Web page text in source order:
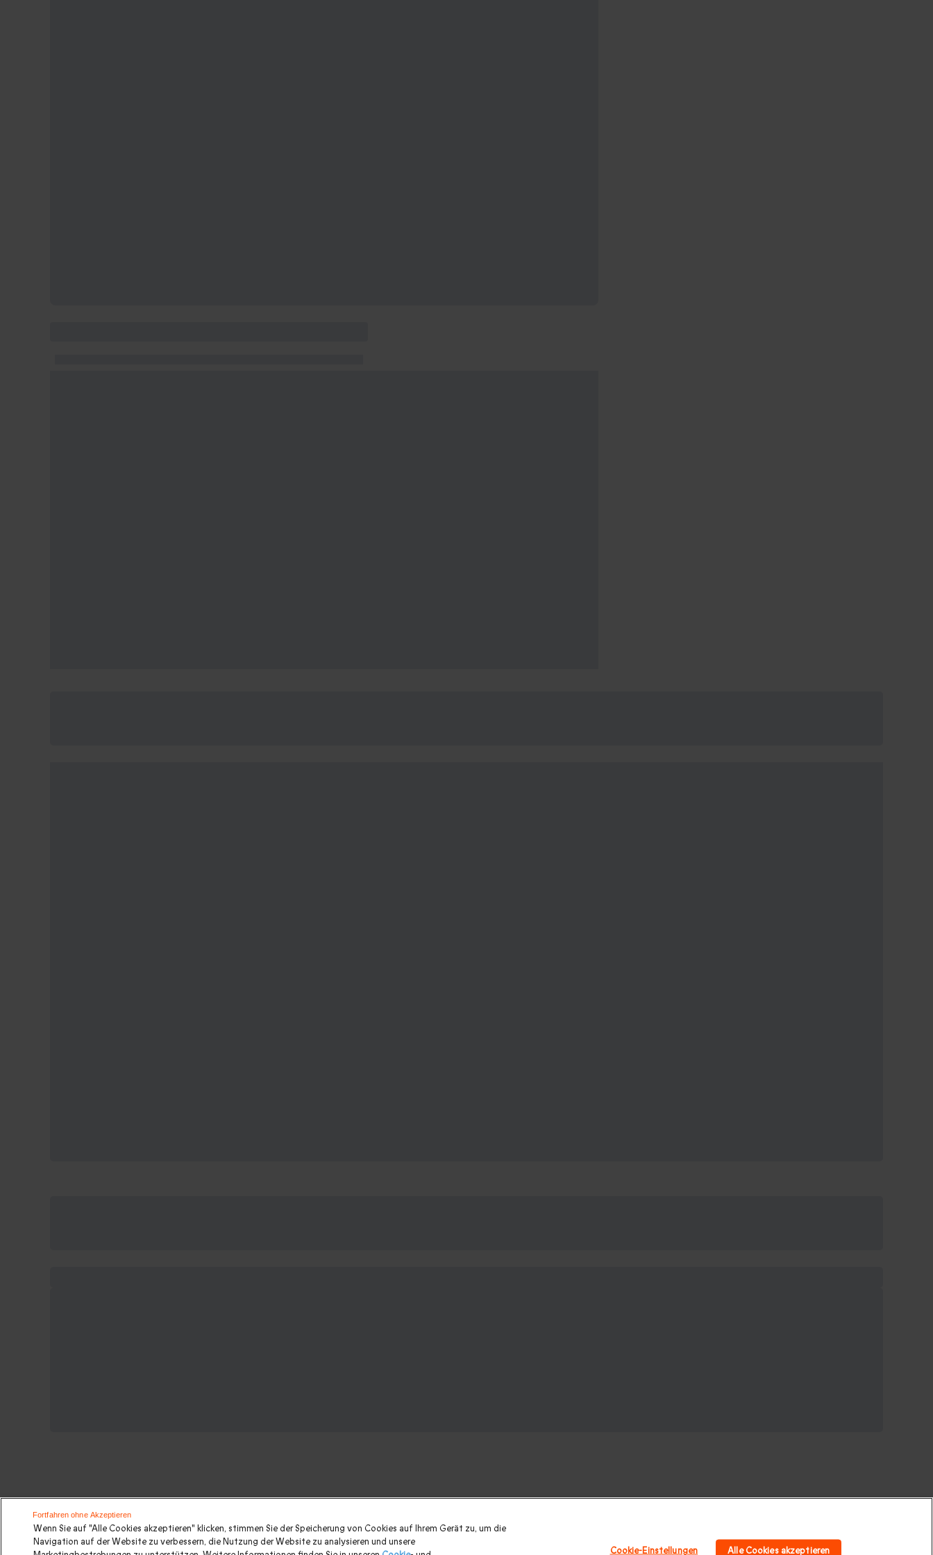
Suchen Sie ein originelles geschenk? Weitere Geschenkideen ansehen:
Valentinstagsgeschenke|Geburtstagsgeschenk|Kurzurlaub|Geschenk für Maenner Geschenk für Paare|Geschenk für Familie |Sport und
Wenn Sie auf "Alle Cookies akzeptieren" klicken, stimmen Sie der Speicherung von Cookies auf Ihrem Gerät zu, um die
Navigation auf der Website zu verbessern, die Nutzung der Website zu analysieren und unsere
Cookie-Einstellungen Alle Cookies akzeptieren
Fortfahren ohne Akzeptieren